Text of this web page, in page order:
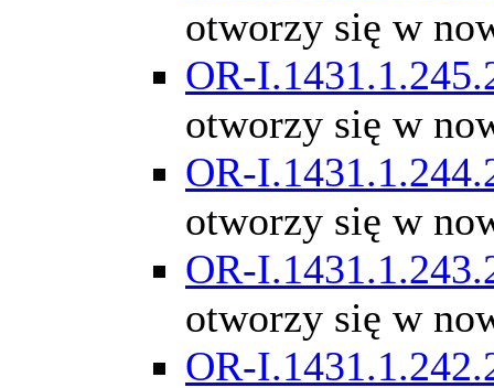
otworzy się w
OR-
otworzy się w
OR-
otworzy się w
OR-
otworzy się w
OR-